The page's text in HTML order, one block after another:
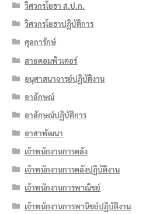
วิศวกรโยธา ส.ป.ก.
วิศวกรโยธาปฏิบัติการ
ศุลการักษ์
สายคอมพิวเตอร์
อนุศาสนาจารย์ปฏิบัติงาน
อาลักษณ์
อาลักษณ์ปฏิบัติการ
อาสาพัฒนา
เจ้าพนักงานการคลัง
เจ้าพนักงานการคลังปฏิบัติงาน
เจ้าพนักงานการพาณิชย์
เจ้าพนักงานการพานิชย์ปฏิบัติงาน